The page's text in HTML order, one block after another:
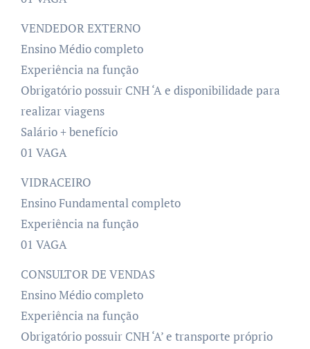
VENDEDOR EXTERNO
Ensino Médio completo
Experiência na função
Obrigatório possuir CNH ‘A e disponibilidade para
realizar viagens
Salário + benefício
01 VAGA
VIDRACEIRO
Ensino Fundamental completo
Experiência na função
01 VAGA
CONSULTOR DE VENDAS
Ensino Médio completo
Experiência na função
Obrigatório possuir CNH ‘A’ e transporte próprio